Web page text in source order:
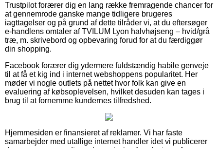
Trustpilot forærer dig en lang række fremragende chancer for
at gennemrode ganske mange tidligere brugeres
iagttagelser og på grund af dette tilråder vi, at du eftersøger
e-handlens omtaler af TVILUM Lyon halvhøjseng – hvid/grå
træ, m. skrivebord og opbevaring forud for at du færdiggør
din shopping.
Facebook forærer dig ydermere fuldstændig habile genveje
til at få et kig ind i internet webshoppens popularitet. Her
møder vi nogle outlets på nettet hvor folk kan give en
evaluering af købsoplevelsen, hvilket desuden kan tages i
brug til at fornemme kundernes tilfredshed.
Hjemmesiden er finansieret af reklamer. Vi har faste
samarbejder med utallige internet handler idet vi publicerer